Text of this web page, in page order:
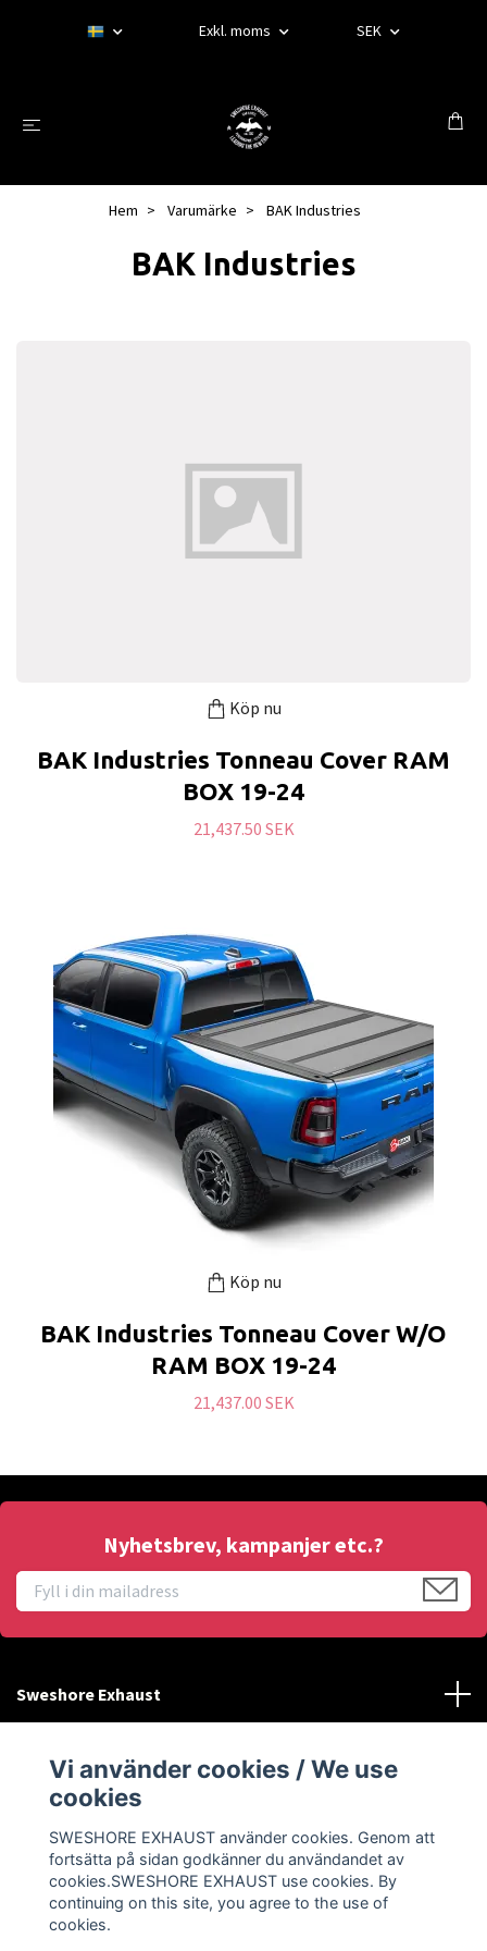
Exkl. moms SEK
Hem Varumärke BAK Industries
BAK Industries
Köp nu
BAK Industries Tonneau Cover RAM
BOX 19-24
21,437.50 SEK
Köp nu
BAK Industries Tonneau Cover W/O
RAM BOX 19-24
21,437.00 SEK
Nyhetsbrev, kampanjer etc.?
Sweshore Exhaust
Behöver du hjälp?
Sociala medier
Vi använder cookies / We use
cookies
SWESHORE EXHAUST använder cookies. Genom att
fortsätta på sidan godkänner du användandet av
cookies.SWESHORE EXHAUST use cookies. By
continuing on this site, you agree to the use of
cookies.